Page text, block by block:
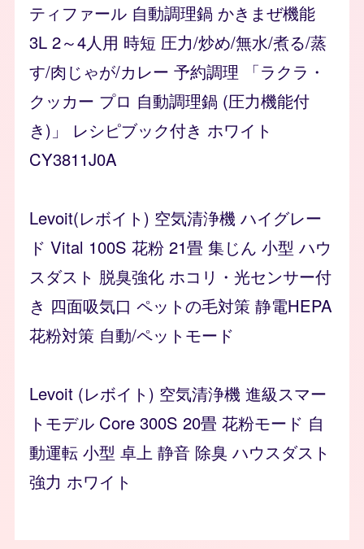
ティファール 自動調理鍋 かきまぜ機能
3L 2～4人用 時短 圧力/炒め/無水/煮る/蒸
す/肉じゃが/カレー 予約調理 「ラクラ・
クッカー プロ 自動調理鍋 (圧力機能付
き)」 レシピブック付き ホワイト
CY3811J0A
Levoit(レボイト) 空気清浄機 ハイグレー
ド Vital 100S 花粉 21畳 集じん 小型 ハウ
スダスト 脱臭強化 ホコリ・光センサー付
き 四面吸気口 ペットの毛対策 静電HEPA
花粉対策 自動/ペットモード
Levoit (レボイト) 空気清浄機 進級スマー
トモデル Core 300S 20畳 花粉モード 自
動運転 小型 卓上 静音 除臭 ハウスダスト
強力 ホワイト